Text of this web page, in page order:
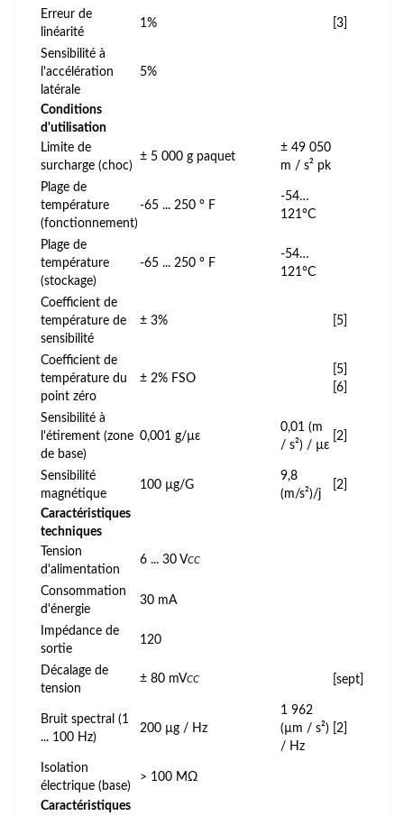
Erreur de
linéarité
1% [3]
Sensibilité à
l'accélération
latérale
5%
Conditions
d'utilisation
Limite de
surcharge (choc)
± 5 000 g paquet
± 49 050
m / s² pk
Plage de
température
(fonctionnement)
-65 ... 250 ° F
-54…
121°C
Plage de
température
(stockage)
-65 ... 250 ° F
-54…
121°C
Coefficient de
température de
sensibilité
± 3% [5]
Coefficient de
température du
point zéro
± 2% FSO
[5]
[6]
Sensibilité à
l'étirement (zone
de base)
0,001 g/µε
0,01 (m
/ s²) / µε
[2]
Sensibilité
magnétique
100 µg/G
9,8
(m/s²)/j
[2]
Caractéristiques
techniques
Tension
d'alimentation
6 ... 30 VCC
Consommation
d'énergie
30 mA
Impédance de
sortie
120
Décalage de
tension
± 80 mVCC [sept]
Bruit spectral (1
... 100 Hz)
200 µg / Hz
1 962
(µm / s²)
/ Hz
[2]
Isolation
électrique (base)
> 100 MΩ
Caractéristiques